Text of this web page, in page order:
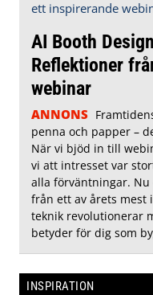
AI Booth
Reflektioner
webinar
ANNONS
penna och papper –
När vi bjöd in till
vi att intresset var
alla förväntningar. Nu
från ett av årets mest
teknik revolutionerar
betyder för dig som
INSPIRATION